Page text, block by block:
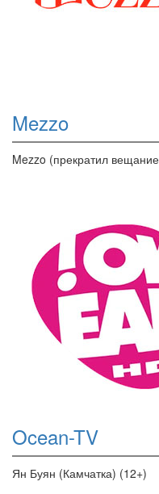
Mezzo
Mezzo (прекратил
Ocean-TV
Ян Буян (Камчатка) (12+)